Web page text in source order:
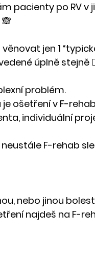
pacienty po RV v
jen 1
úplně stejně
problém.
ošetření v F-
individuální
F-rehab
nebo jinou
najdeš na F-